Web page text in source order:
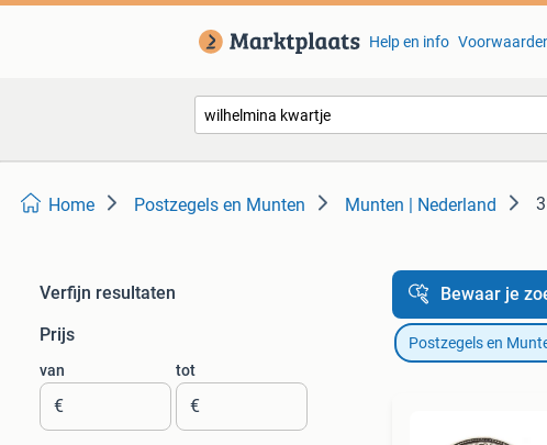
Help en info
Home Postzegels en Munten Munten | Nederland
Verfijn resultaten
Prijs
van
€
tot
€
Bewaar je
Postzegels en